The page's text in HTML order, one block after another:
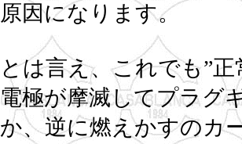
原因になります。
とは言え、これでも”
電極が摩滅してプラグ
か、逆に燃えかすのカ